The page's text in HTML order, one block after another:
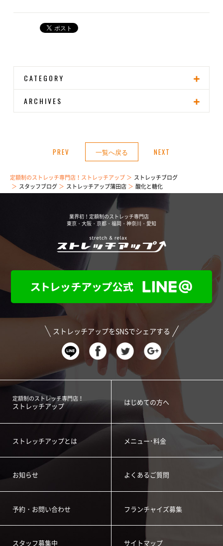
CATEGORY
ARCHIVES
PREV 一覧へ戻る NEXT
定額制のストレッチ専門店！ストレッチアップ
ストレッチブログ
スタッフブログ
ストレッチアップ蒲田店 酸化と糖化
業界初！定額制のストレッチ専門店
東京・大阪・京都・福岡・神奈川・愛知
ストレッチアップをSNSでシェアする
定額制のストレッチ専門店！
ストレッチアップ
はじめての方へ
ストレッチアップとは メニュー･料金
お知らせ よくあるご質問
予約・お問い合わせ フランチャイズ募集
スタッフ募集中 サイトマップ